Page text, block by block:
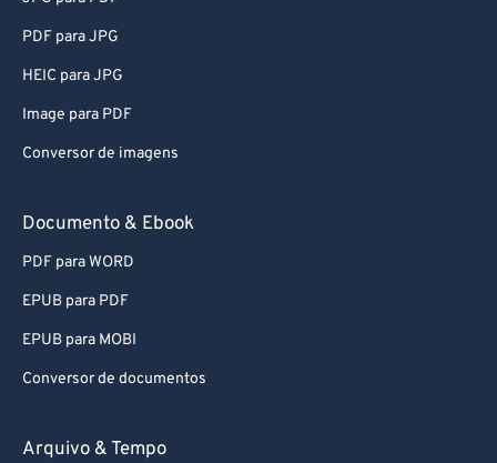
PDF para JPG
HEIC para JPG
Image para PDF
Conversor de imagens
Documento & Ebook
PDF para WORD
EPUB para PDF
EPUB para MOBI
Conversor de documentos
Arquivo & Tempo